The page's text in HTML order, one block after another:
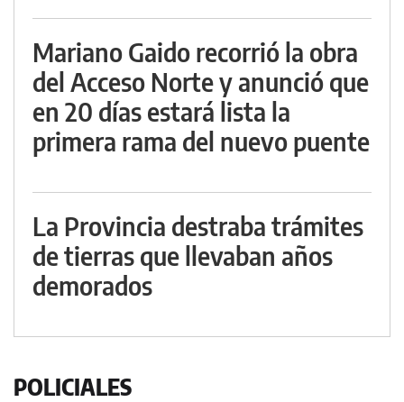
Mariano Gaido recorrió la obra
del Acceso Norte y anunció que
en 20 días estará lista la
primera rama del nuevo puente
La Provincia destraba trámites
de tierras que llevaban años
demorados
POLICIALES